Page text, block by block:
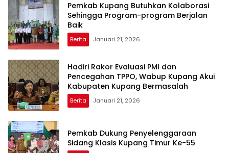
Pemkab Kupang Butuhkan Kolaborasi
Sehingga Program-program Berjalan
Baik
Berita Januari 21, 2026
Hadiri Rakor Evaluasi PMI dan
Pencegahan TPPO, Wabup Kupang Akui
Kabupaten Kupang Bermasalah
Berita Januari 21, 2026
Pemkab Dukung Penyelenggaraan
Sidang Klasis Kupang Timur Ke-55